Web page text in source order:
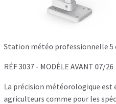
Station météo professionnelle 5
RÉF 3037 - MODÈLE AVANT 07/26
La précision météorologique est
agriculteurs comme pour les